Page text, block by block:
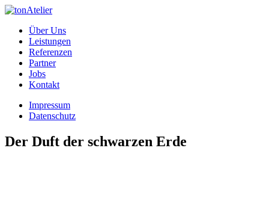
Über Uns
Leistungen
Referenzen
Partner
Jobs
Kontakt
Impressum
Datenschutz
Der Duft der schwarzen Erde